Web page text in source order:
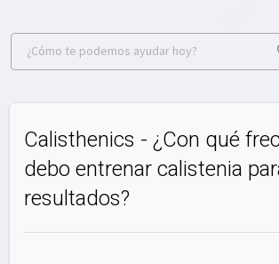
Calisthenics - ¿Con qué
debo entrenar calistenia
resultados?